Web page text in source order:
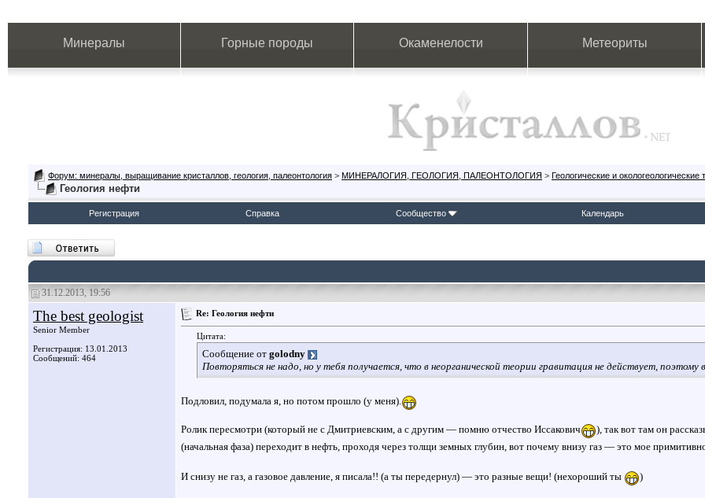
Минералы Горные породы Окаменелости Метеориты
Форум: минералы, выращивание кристаллов, геология, палеонтология > МИНЕРАЛОГИЯ, ГЕОЛОГИЯ, ПАЛЕОНТОЛОГИЯ > Геологические и окологеологические
Геология нефти
Регистрация Справка Сообщество Календарь
31.12.2013, 19:56
The best geologist
Senior Member
Регистрация: 13.01.2013
Сообщений: 464
Re: Геология нефти
Цитата:
Сообщение от golodny
Повторяться не надо, но у тебя получается, что в неорганической теории гравитация не действует, поэтому
Подловил, подумала я, но потом прошло (у меня).
Ролик пересмотри (который не с Дмитриевским, а с другим — помню отчество Иссакович
), так вот там он
(начальная фаза) переходит в нефть, проходя через толщи земных глубин, вот почему внизу газ — это мое
И снизу не газ, а газовое давление, я писала!! (а ты передернул) — это разные вещи! (нехороший ты )